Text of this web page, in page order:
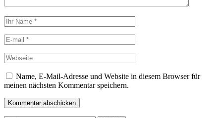
Name, E-Mail-Adresse und Website in diesem Browser für
meinen nächsten Kommentar speichern.